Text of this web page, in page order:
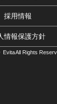
採用情報
情報保護方針
All Rights